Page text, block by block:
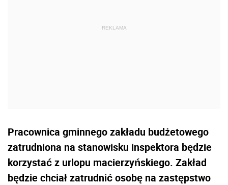
Pracownica gminnego zakładu budżetowego
zatrudniona na stanowisku inspektora będzie
korzystać z urlopu macierzyńskiego. Zakład
będzie chciał zatrudnić osobę na zastępstwo